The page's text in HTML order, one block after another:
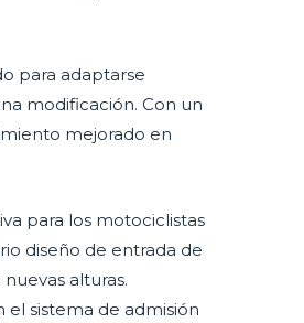
para adaptarse
modificación. Con un
mejorado en
para los motociclistas
diseño de entrada de
alturas.
sistema de admisión